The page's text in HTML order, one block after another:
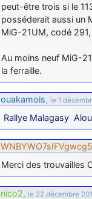
peut-être trois si le
posséderait aussi un
MiG-21UM, codé
Au moins neuf MiG-
la ferraille.
ouakamois, le 1
Rallye Malagasy
Merci des trouvailles
nico2, le 22 décembre